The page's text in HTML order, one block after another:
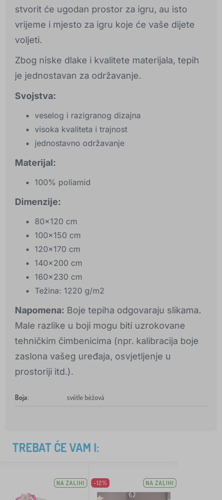
stvorit će ugodan prostor za igru, au isto
vrijeme i mjesto za igru koje će vaše dijete
voljeti.
Zbog niske dlake i kvalitete materijala, tepih
je jednostavan za održavanje.
Svojstva:
veselog i razigranog dizajna
visoka kvaliteta i trajnost
jednostavno održavanje
Materijal:
100% poliamid
Dimenzije:
80x120 cm
100x150 cm
120x170 cm
140x200 cm
160x230 cm
Težina: 1220 g/m2
Napomena: Boje tepiha odgovaraju slikama.
Male razlike u boji mogu biti uzrokovane
tehničkim čimbenicima (npr. kalibracija boje
zaslona vašeg uređaja, osvjetljenje u
prostoriji itd.).
Boja: světle béžová
TREBAT ĆE VAM I:
NA ZALIHI -12% NA ZALIHI